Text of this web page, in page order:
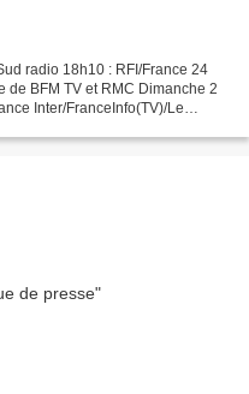
radio 18h10 : RFI/France 24
de BFM TV et RMC Dimanche 2
Inter/FranceInfo(TV)/Le